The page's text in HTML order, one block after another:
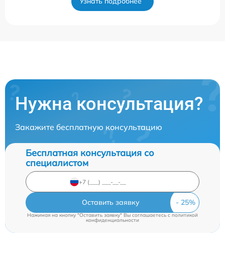
Нужна консультация?
Закажите бесплатную консультацию
Бесплатная консультация со
специалистом
Оставить заявку
Нажимая на кнопку "Оставить заявку" Вы соглашаетесь cполитикой
конфиденциальности